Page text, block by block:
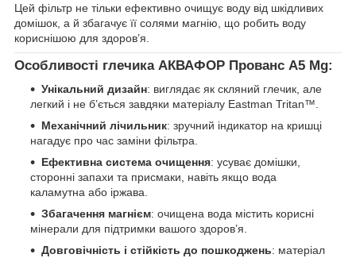
Цей фільтр не тільки ефективно очищує воду від шкідливих
домішок, а й збагачує її солями магнію, що робить воду
кориснішою для здоров’я.
Особливості глечика АКВАФОР Прованс А5 Mg:
Унікальний дизайн: виглядає як скляний глечик, але
легкий і не б’ється завдяки матеріалу Eastman Tritan™.
Механічний лічильник: зручний індикатор на кришці
нагадує про час заміни фільтра.
Ефективна система очищення: усуває домішки,
сторонні запахи та присмаки, навіть якщо вода
каламутна або іржава.
Збагачення магнієм: очищена вода містить корисні
мінерали для підтримки вашого здоров’я.
Довговічність і стійкість до пошкоджень: матеріал